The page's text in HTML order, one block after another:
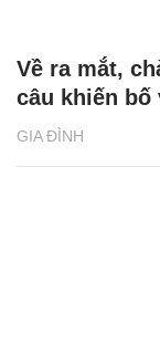
GIA ĐÌNH
Về ra mắt,
câu khiến